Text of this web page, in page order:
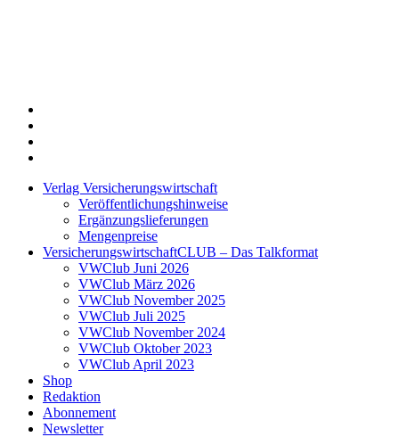
Verlag Versicherungswirtschaft
Veröffentlichungshinweise
Ergänzungslieferungen
Mengenpreise
VersicherungswirtschaftCLUB – Das Talkformat
VWClub Juni 2026
VWClub März 2026
VWClub November 2025
VWClub Juli 2025
VWClub November 2024
VWClub Oktober 2023
VWClub April 2023
Shop
Redaktion
Abonnement
Newsletter